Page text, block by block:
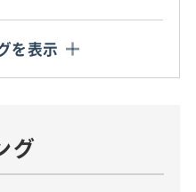
を表示
グ